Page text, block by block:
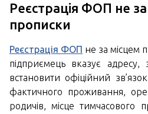
Реєстрація ФОП не
прописки
Реєстрація ФОП не за місцем
підприємець вказує
встановити офіційний
фактичного проживання,
родичів, місце тимчасового